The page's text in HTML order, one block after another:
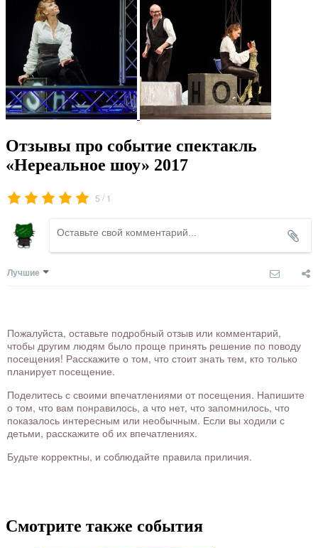
Отзывы про событие спектакль
«Нереальное шоу» 2017
5 / 1
Лучшие
Пожалуйста, оставьте подробный отзыв или комментарий,
чтобы другим людям было проще принять решение по поводу
посещения! Расскажите о том, что стоит знать тем, кто только
планирует посещение.
Поделитесь с своими впечатлениями от посещения. Напишите
о том, что вам понравилось, а что нет, что запомнилось, что
показалось интересным или необычным. Если вы ходили с
детьми, расскажите об их впечатлениях.
Будьте корректны, и соблюдайте правила приличия.
Смотрите также события